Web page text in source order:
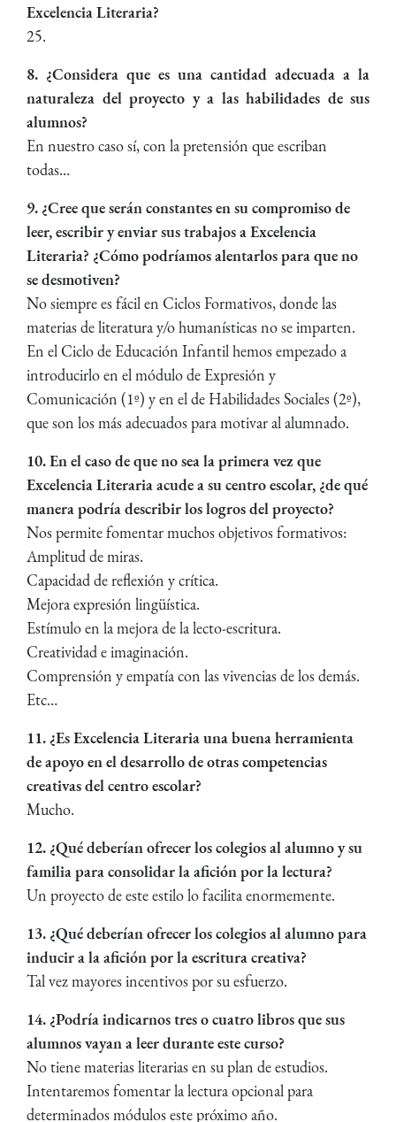
Excelencia Literaria?
25.
8. ¿Considera que es una cantidad adecuada a la
naturaleza del proyecto y a las habilidades de sus
alumnos?
En nuestro caso sí, con la pretensión que escriban
todas…
9. ¿Cree que serán constantes en su compromiso de
leer, escribir y enviar sus trabajos a Excelencia
Literaria? ¿Cómo podríamos alentarlos para que no
se desmotiven?
No siempre es fácil en Ciclos Formativos, donde las
materias de literatura y/o humanísticas no se imparten.
En el Ciclo de Educación Infantil hemos empezado a
introducirlo en el módulo de Expresión y
Comunicación (1º) y en el de Habilidades Sociales (2º),
que son los más adecuados para motivar al alumnado.
10. En el caso de que no sea la primera vez que
Excelencia Literaria acude a su centro escolar, ¿de qué
manera podría describir los logros del proyecto?
Nos permite fomentar muchos objetivos formativos:
Amplitud de miras.
Capacidad de reflexión y crítica.
Mejora expresión lingüística.
Estímulo en la mejora de la lecto-escritura.
Creatividad e imaginación.
Comprensión y empatía con las vivencias de los demás.
Etc…
11. ¿Es Excelencia Literaria una buena herramienta
de apoyo en el desarrollo de otras competencias
creativas del centro escolar?
Mucho.
12. ¿Qué deberían ofrecer los colegios al alumno y su
familia para consolidar la afición por la lectura?
Un proyecto de este estilo lo facilita enormemente.
13. ¿Qué deberían ofrecer los colegios al alumno para
inducir a la afición por la escritura creativa?
Tal vez mayores incentivos por su esfuerzo.
14. ¿Podría indicarnos tres o cuatro libros que sus
alumnos vayan a leer durante este curso?
No tiene materias literarias en su plan de estudios.
Intentaremos fomentar la lectura opcional para
determinados módulos este próximo año.